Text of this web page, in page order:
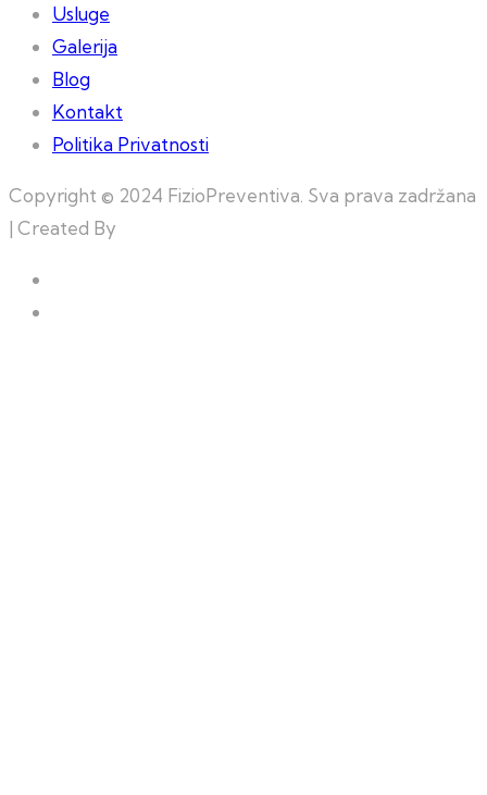
Usluge
Galerija
Blog
Kontakt
Politika Privatnosti
Copyright © 2024 FizioPreventiva. Sva prava zadržana
| Created By